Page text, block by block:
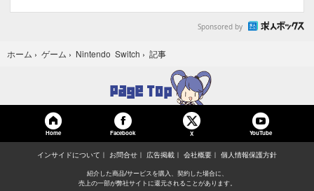
Sponsored by
ホーム › ゲーム › Nintendo Switch › 記事
Home Facebook X YouTube
インサイドについて お問合せ 広告掲載 会社概要 個人情報保護方針
紹介した商品/サービスを購入、契約した場合に、
売上の一部が弊社サイトに還元されることがあります。